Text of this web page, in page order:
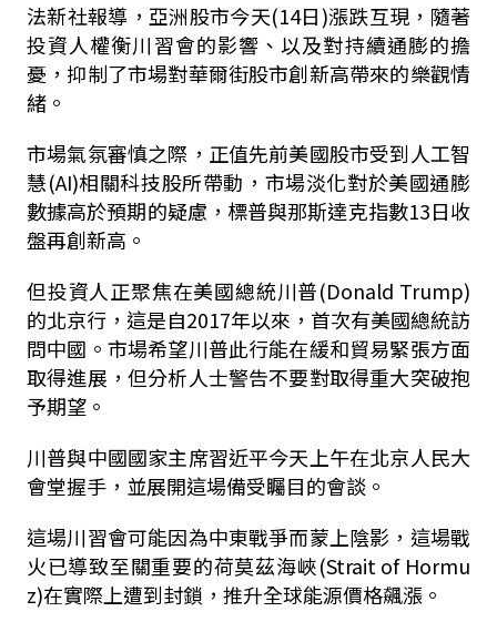
法新社報導，亞洲股市今天(14日)漲跌互現，隨著
投資人權衡川習會的影響、以及對持續通膨的擔
憂，抑制了市場對華爾街股市創新高帶來的樂觀情
緒。
市場氣氛審慎之際，正值先前美國股市受到人工智
慧(AI)相關科技股所帶動，市場淡化對於美國通膨
數據高於預期的疑慮，標普與那斯達克指數13日收
盤再創新高。
但投資人正聚焦在美國總統川普(Donald Trump)
的北京行，這是自2017年以來，首次有美國總統訪
問中國。市場希望川普此行能在緩和貿易緊張方面
取得進展，但分析人士警告不要對取得重大突破抱
予期望。
川普與中國國家主席習近平今天上午在北京人民大
會堂握手，並展開這場備受矚目的會談。
這場川習會可能因為中東戰爭而蒙上陰影，這場戰
火已導致至關重要的荷莫茲海峽(Strait of Hormu
z)在實際上遭到封鎖，推升全球能源價格飆漲。